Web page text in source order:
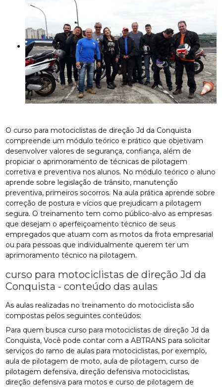
O curso para motociclistas de direção Jd da Conquista
compreende um módulo teórico e prático que objetivam
desenvolver valores de segurança, confiança, além de
propiciar o aprimoramento de técnicas de pilotagem
corretiva e preventiva nos alunos. No módulo teórico o aluno
aprende sobre legislação de trânsito, manutenção
preventiva, primeiros socorros. Na aula prática aprende sobre
correção de postura e vícios que prejudicam a pilotagem
segura. O treinamento tem como público-alvo as empresas
que desejam o aperfeiçoamento técnico de seus
empregados que atuam com as motos da frota empresarial
ou para pessoas que individualmente querem ter um
aprimoramento técnico na pilotagem.
curso para motociclistas de direção Jd da
Conquista - conteúdo das aulas
As aulas realizadas no treinamento do motociclista são
compostas pelos seguintes conteúdos:
Para quem busca curso para motociclistas de direção Jd da
Conquista, Você pode contar com a ABTRANS para solicitar
serviços do ramo de aulas para motociclistas, por exemplo,
aula de pilotagem de moto, aula de pilotagem, curso de
pilotagem defensiva, direção defensiva motociclistas,
direção defensiva para motos e curso de pilotagem de